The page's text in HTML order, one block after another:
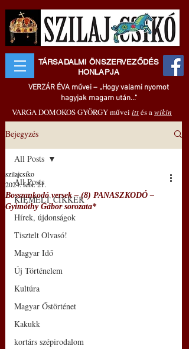
TÁRSADALMI ÖNSZERVEZŐDÉS
HONLAPJA
VERZÁR ÉVA művei – „Hogy valami nyomot
hagyjak magam után..."
VARGA DOMOKOS GYÖRGY művei ittés awikin
Bejegyzés
All Posts
KIEMELT CIKKEK
Hírek, újdonságok
Tisztelt Olvasó!
Magyar Idő
Új Történelem
Kultúra
Magyar Őstörténet
Kakukk
kortárs szépirodalom
All Posts
Bosszankodó versek – (8) PANASZKODÓ –
Gyimóthy Gábor sorozata*
szilajcsiko
2024. febr. 21.